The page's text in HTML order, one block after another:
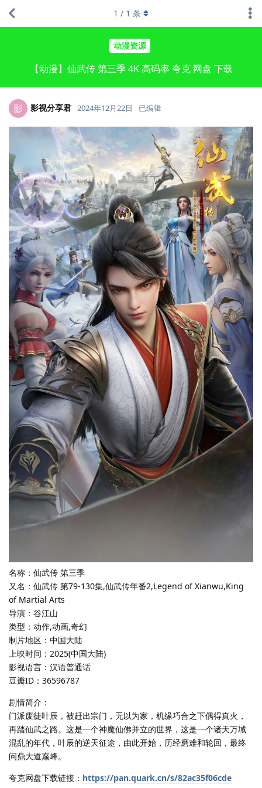
动漫资源
【动漫】仙武传 第三季 4K 高码率 夸克 网盘 下载
1 / 1 条
影 影视分享君 2024年12月22日 已编辑
名称：仙武传 第三季
又名：仙武传 第79-130集,仙武传年番2,Legend of Xianwu,King
of Martial Arts
导演：谷江山
类型：动作,动画,奇幻
制片地区：中国大陆
上映时间：2025(中国大陆)
影视语言：汉语普通话
豆瓣ID：36596787
剧情简介：
门派废徒叶辰，被赶出宗门，无以为家，机缘巧合之下偶得真火，
再踏仙武之路。这是一个神魔仙佛并立的世界，这是一个诸天万域
混乱的年代，叶辰的逆天征途，由此开始，历经磨难和轮回，最终
问鼎大道巅峰。
夸克网盘下载链接： https://pan.quark.cn/s/82ac35f06cde